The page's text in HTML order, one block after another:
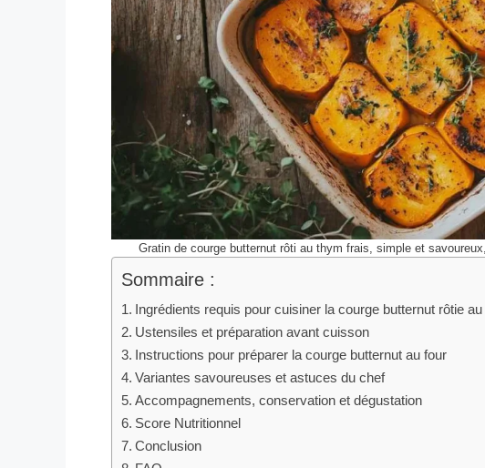
Gratin de courge butternut rôti au thym frais, simple et
Sommaire :
Ingrédients requis pour cuisiner la courge butternut rôtie au
Ustensiles et préparation avant cuisson
Instructions pour préparer la courge butternut au four
Variantes savoureuses et astuces du chef
Accompagnements, conservation et dégustation
Score Nutritionnel
Conclusion